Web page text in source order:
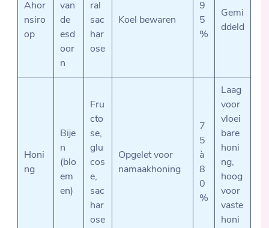
Ahor
nsiro
op
van
de
esd
oor
n
ral
sac
har
ose
Koel bewaren
9
5
%
Gemi
ddeld
Honi
ng
Bije
n
(blo
em
en)
Fru
cto
se,
glu
cos
e,
sac
har
ose
Opgelet voor
namaakhoning
7
5
à
8
0
%
Laag
voor
vloei
bare
honi
ng,
hoog
voor
vaste
honi